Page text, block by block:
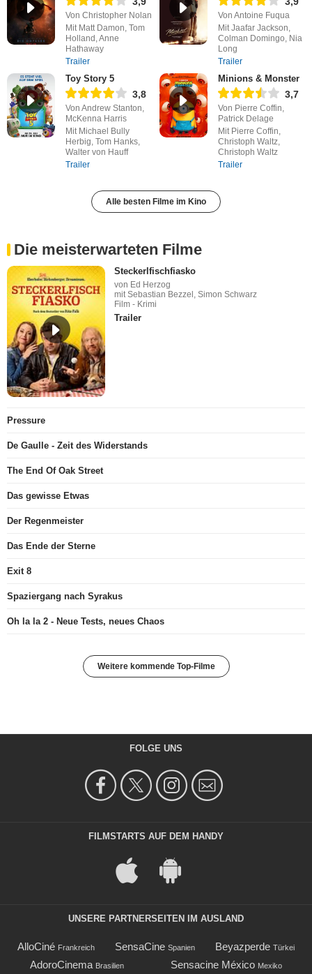
Von Christopher Nolan
Mit Matt Damon, Tom
Holland, Anne
Hathaway
Trailer
Von Antoine Fuqua
Mit Jaafar Jackson,
Colman Domingo, Nia
Long
Trailer
Toy Story 5
3,8
Von Andrew Stanton,
McKenna Harris
Mit Michael Bully
Herbig, Tom Hanks,
Walter von Hauff
Trailer
Minions & Monster
3,7
Von Pierre Coffin,
Patrick Delage
Mit Pierre Coffin,
Christoph Waltz,
Christoph Waltz
Trailer
Alle besten Filme im Kino
Die meisterwarteten Filme
Steckerlfischfiasko
von Ed Herzog
mit Sebastian Bezzel, Simon Schwarz
Film - Krimi
Trailer
Pressure
De Gaulle - Zeit des Widerstands
The End Of Oak Street
Das gewisse Etwas
Der Regenmeister
Das Ende der Sterne
Exit 8
Spaziergang nach Syrakus
Oh la la 2 - Neue Tests, neues Chaos
Weitere kommende Top-Filme
FOLGE UNS
FILMSTARTS AUF DEM HANDY
UNSERE PARTNERSEITEN IM AUSLAND
AlloCiné Frankreich SensaCine Spanien Beyazperde Türkei
AdoroCinema Brasilien Sensacine México Mexiko